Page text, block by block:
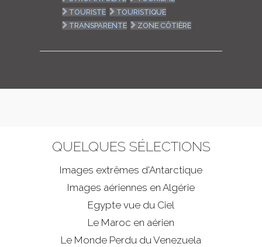
TOURISTE
TOURISTIQUE
TRANSPARENTE
ZONE CÔTIÈRE
QUELQUES SÉLECTIONS
Images extrêmes d'Antarctique
Images aériennes en Algérie
Egypte vue du Ciel
Le Maroc en aérien
Le Monde Perdu du Venezuela